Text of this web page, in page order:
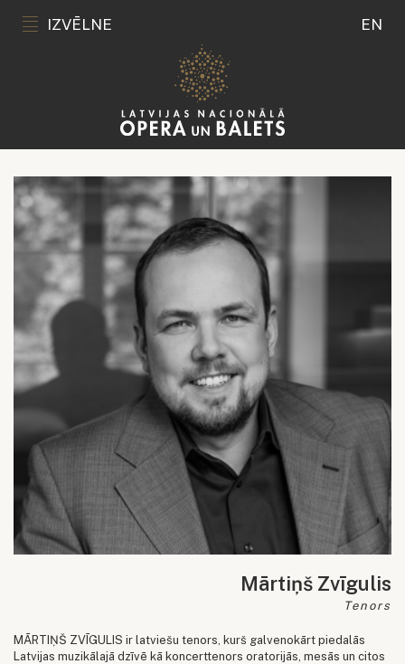
IZVĒLNE EN
Mārtiņš Zvīgulis
Tenors
MĀRTIŅŠ ZVĪGULIS ir latviešu tenors, kurš galvenokārt piedalās
Latvijas muzikālajā dzīvē kā koncerttenors oratorijās, mesās un citos